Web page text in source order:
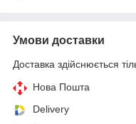
Умови доставки
Доставка здійснюється
Нова Пошта
Delivery